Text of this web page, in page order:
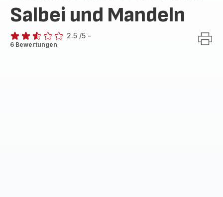
Salbei und Mandeln
ratings.2.5
2.5 /5 -
6 Bewertungen